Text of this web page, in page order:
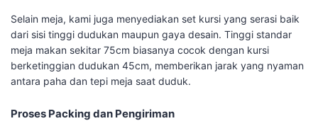
Selain meja, kami juga menyediakan set kursi yang serasi baik
dari sisi tinggi dudukan maupun gaya desain. Tinggi standar
meja makan sekitar 75cm biasanya cocok dengan kursi
berketinggian dudukan 45cm, memberikan jarak yang nyaman
antara paha dan tepi meja saat duduk.
Proses Packing dan Pengiriman